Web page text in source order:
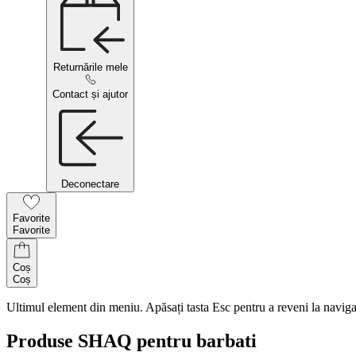
Returnările mele
Contact și ajutor
Deconectare
Favorite
Favorite
Coș
Coș
Ultimul element din meniu. Apăsați tasta Esc pentru a reveni la
Produse SHAQ pentru barbati